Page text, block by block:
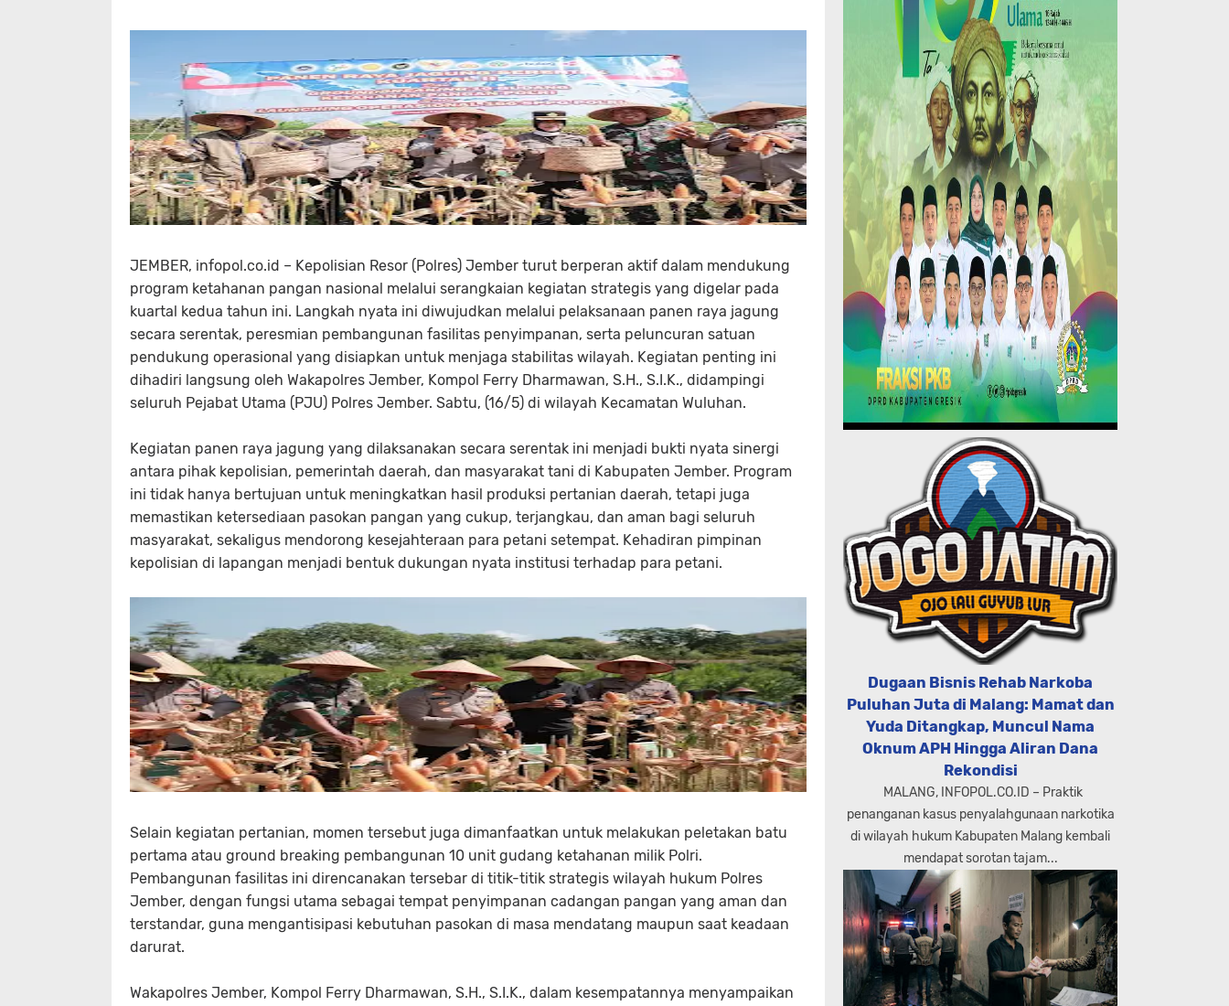
JEMBER, infopol.co.id – Kepolisian Resor (Polres) Jember turut berperan aktif dalam mendukung
program ketahanan pangan nasional melalui serangkaian kegiatan strategis yang digelar pada
kuartal kedua tahun ini. Langkah nyata ini diwujudkan melalui pelaksanaan panen raya jagung
secara serentak, peresmian pembangunan fasilitas penyimpanan, serta peluncuran satuan
pendukung operasional yang disiapkan untuk menjaga stabilitas wilayah. Kegiatan penting ini
dihadiri langsung oleh Wakapolres Jember, Kompol Ferry Dharmawan, S.H., S.I.K., didampingi
seluruh Pejabat Utama (PJU) Polres Jember. Sabtu, (16/5) di wilayah Kecamatan Wuluhan.
Kegiatan panen raya jagung yang dilaksanakan secara serentak ini menjadi bukti nyata sinergi
antara pihak kepolisian, pemerintah daerah, dan masyarakat tani di Kabupaten Jember. Program
ini tidak hanya bertujuan untuk meningkatkan hasil produksi pertanian daerah, tetapi juga
memastikan ketersediaan pasokan pangan yang cukup, terjangkau, dan aman bagi seluruh
masyarakat, sekaligus mendorong kesejahteraan para petani setempat. Kehadiran pimpinan
kepolisian di lapangan menjadi bentuk dukungan nyata institusi terhadap para petani.
Selain kegiatan pertanian, momen tersebut juga dimanfaatkan untuk melakukan peletakan batu
pertama atau ground breaking pembangunan 10 unit gudang ketahanan milik Polri.
Pembangunan fasilitas ini direncanakan tersebar di titik-titik strategis wilayah hukum Polres
Jember, dengan fungsi utama sebagai tempat penyimpanan cadangan pangan yang aman dan
terstandar, guna mengantisipasi kebutuhan pasokan di masa mendatang maupun saat keadaan
darurat.
Wakapolres Jember, Kompol Ferry Dharmawan, S.H., S.I.K., dalam kesempatannya menyampaikan
Dugaan Bisnis Rehab Narkoba
Puluhan Juta di Malang: Mamat dan
Yuda Ditangkap, Muncul Nama
Oknum APH Hingga Aliran Dana
Rekondisi
MALANG, INFOPOL.CO.ID – Praktik
penanganan kasus penyalahgunaan narkotika
di wilayah hukum Kabupaten Malang kembali
mendapat sorotan tajam...